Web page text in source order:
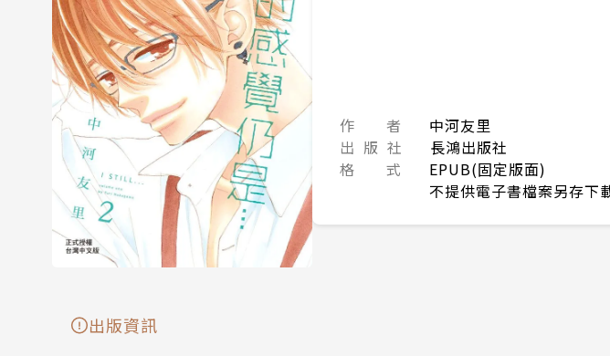
作 者
中河友里
出 版 社
長鴻出版社
格 式
EPUB(固定版面)
不提供電子書檔案另存下
出版資訊